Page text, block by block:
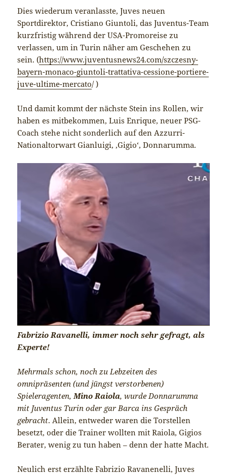
Dies wiederum veranlasste, Juves neuen
Sportdirektor, Cristiano Giuntoli, das Juventus-Team
kurzfristig während der USA-Promoreise zu
verlassen, um in Turin näher am Geschehen zu
sein. (https://www.juventusnews24.com/szczesny-
bayern-monaco-giuntoli-trattativa-cessione-portiere-
juve-ultime-mercato/ )
Und damit kommt der nächste Stein ins Rollen, wir
haben es mitbekommen, Luis Enrique, neuer PSG-
Coach stehe nicht sonderlich auf den Azzurri-
Nationaltorwart Gianluigi, ‚Gigio‘, Donnarumma.
Fabrizio Ravanelli, immer noch sehr gefragt, als
Experte!
Mehrmals schon, noch zu Lebzeiten des
omnipräsenten (und jüngst verstorbenen)
Spieleragenten,Mino Raiola, wurde Donnarumma
mit Juventus Turin oder gar Barca ins Gespräch
gebracht. Allein, entweder waren die Torstellen
besetzt, oder die Trainer wollten mit Raiola, Gigios
Berater, wenig zu tun haben – denn der hatte Macht.
Neulich erst erzählte Fabrizio Ravanenelli, Juves